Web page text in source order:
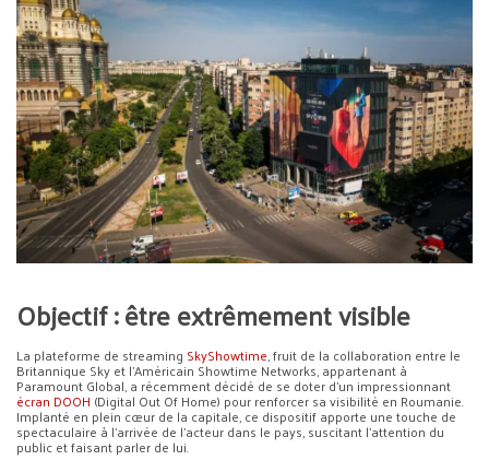
Objectif : être extrêmement visible
La plateforme de streaming SkyShowtime, fruit de la collaboration entre le
Britannique Sky et l’Américain Showtime Networks, appartenant à
Paramount Global, a récemment décidé de se doter d’un impressionnant
écran DOOH (Digital Out Of Home) pour renforcer sa visibilité en Roumanie.
Implanté en plein cœur de la capitale, ce dispositif apporte une touche de
spectaculaire à l’arrivée de l’acteur dans le pays, suscitant l’attention du
public et faisant parler de lui.